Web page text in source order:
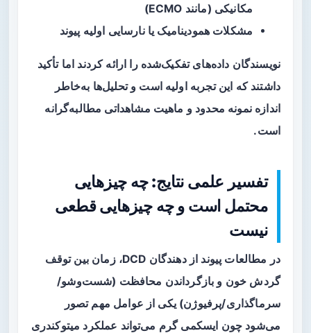
مکانیکی (مانند ECMO)
مشکلات همودینامیک یا نارسایی اولیه پیوند
نویسندگان داده‌های تفکیک‌شده را ارائه کردند اما تأکید
داشتند که این تجربه اولیه است و تحلیل‌ها به‌خاطر
اندازه نمونه محدود و ماهیت مشاهداتی مطالبه‌گرانه
است.
تفسیر علمی نتایج: چه چیزهایی
محتمل است و چه چیزهایی قطعی
نیست
در مطالعات پیوند از دهندگان DCD، زمان بین توقف
گردش خون و بازگرداندن محافظت (شست‌وشو/
سرماگذاری/پرفیوژن) یکی از عوامل مهم تصور
می‌شود چون ایسکمی گرم می‌تواند عملکرد میتوکندری